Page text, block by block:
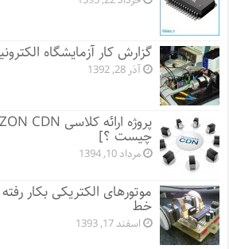
گزارش کار آزمایشگاه
آذر 28, 1392
چیست ؟]
مرداد 10, 1394
موتورهای الکتریکی بکار
خط
اسفند 17, 1393